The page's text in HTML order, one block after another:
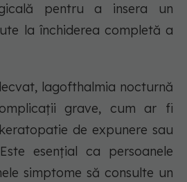
pentru a insera un
la închiderea completă a
lagofthalmia nocturnă
grave, cum ar fi
de expunere sau
esențial ca persoanele
simptome să consulte un